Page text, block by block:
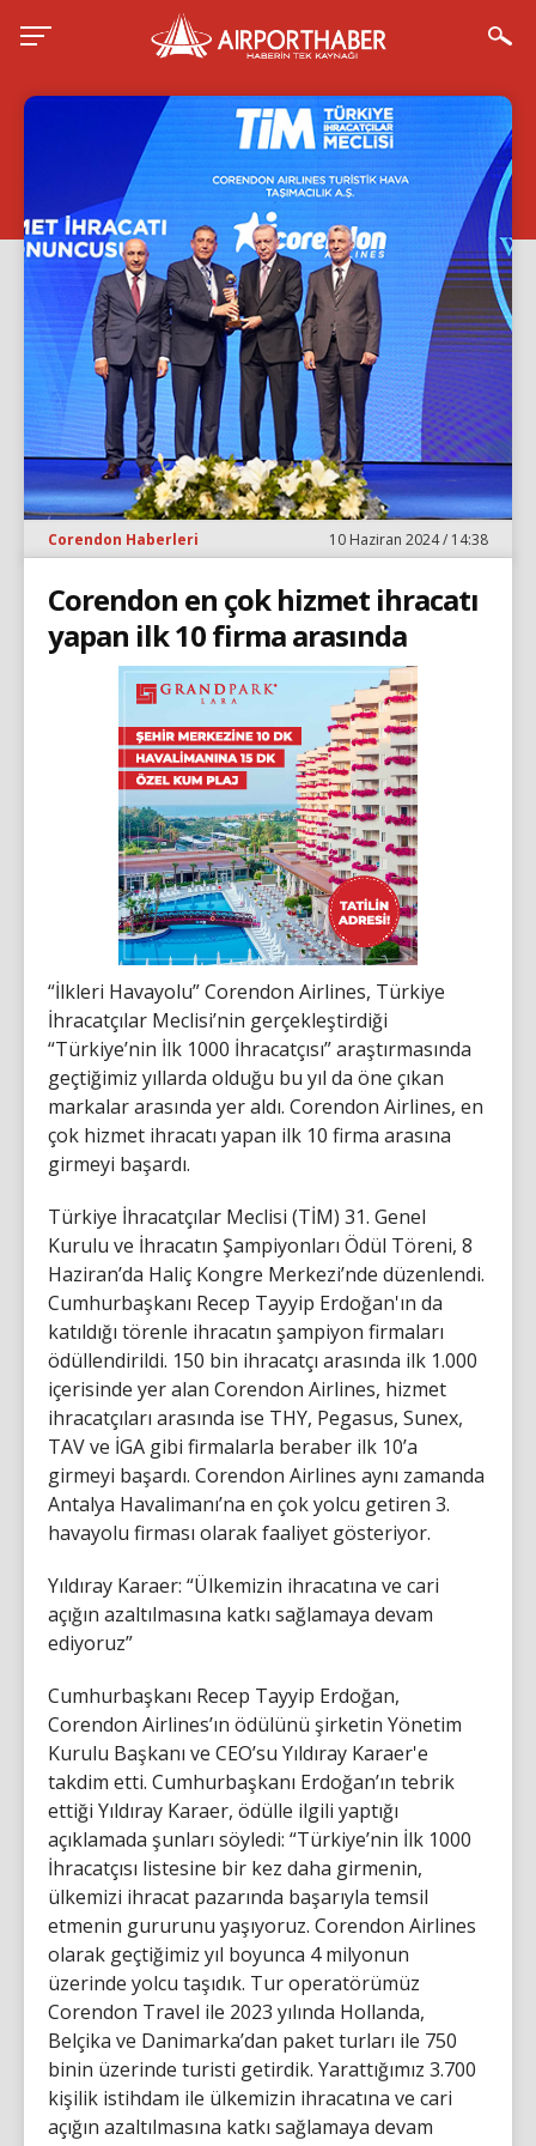
Corendon Haberleri 10 Haziran 2024 / 14:38
Corendon en çok hizmet ihracatı
yapan ilk 10 firma arasında
“İlkleri Havayolu” Corendon Airlines, Türkiye
İhracatçılar Meclisi’nin gerçekleştirdiği
“Türkiye’nin İlk 1000 İhracatçısı” araştırmasında
geçtiğimiz yıllarda olduğu bu yıl da öne çıkan
markalar arasında yer aldı. Corendon Airlines, en
çok hizmet ihracatı yapan ilk 10 firma arasına
girmeyi başardı.
Türkiye İhracatçılar Meclisi (TİM) 31. Genel
Kurulu ve İhracatın Şampiyonları Ödül Töreni, 8
Haziran’da Haliç Kongre Merkezi’nde düzenlendi.
Cumhurbaşkanı Recep Tayyip Erdoğan'ın da
katıldığı törenle ihracatın şampiyon firmaları
ödüllendirildi. 150 bin ihracatçı arasında ilk 1.000
içerisinde yer alan Corendon Airlines, hizmet
ihracatçıları arasında ise THY, Pegasus, Sunex,
TAV ve İGA gibi firmalarla beraber ilk 10’a
girmeyi başardı. Corendon Airlines aynı zamanda
Antalya Havalimanı’na en çok yolcu getiren 3.
havayolu firması olarak faaliyet gösteriyor.
Yıldıray Karaer: “Ülkemizin ihracatına ve cari
açığın azaltılmasına katkı sağlamaya devam
ediyoruz”
Cumhurbaşkanı Recep Tayyip Erdoğan,
Corendon Airlines’ın ödülünü şirketin Yönetim
Kurulu Başkanı ve CEO’su Yıldıray Karaer'e
takdim etti. Cumhurbaşkanı Erdoğan’ın tebrik
ettiği Yıldıray Karaer, ödülle ilgili yaptığı
açıklamada şunları söyledi: “Türkiye’nin İlk 1000
İhracatçısı listesine bir kez daha girmenin,
ülkemizi ihracat pazarında başarıyla temsil
etmenin gururunu yaşıyoruz. Corendon Airlines
olarak geçtiğimiz yıl boyunca 4 milyonun
üzerinde yolcu taşıdık. Tur operatörümüz
Corendon Travel ile 2023 yılında Hollanda,
Belçika ve Danimarka’dan paket turları ile 750
binin üzerinde turisti getirdik. Yarattığımız 3.700
kişilik istihdam ile ülkemizin ihracatına ve cari
açığın azaltılmasına katkı sağlamaya devam